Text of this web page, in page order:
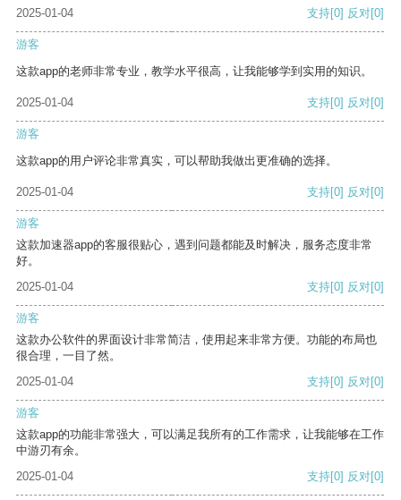
2025-01-04
支持[0] 反对[0]
游客
这款app的老师非常专业，教学水平很高，让我能够学到实用的知识。
2025-01-04 支持[0] 反对[0]
游客
这款app的用户评论非常真实，可以帮助我做出更准确的选择。
2025-01-04 支持[0] 反对[0]
游客
这款加速器app的客服很贴心，遇到问题都能及时解决，服务态度非常
好。
2025-01-04
支持[0] 反对[0]
游客
这款办公软件的界面设计非常简洁，使用起来非常方便。功能的布局也
很合理，一目了然。
2025-01-04
支持[0] 反对[0]
游客
这款app的功能非常强大，可以满足我所有的工作需求，让我能够在工作
中游刃有余。
2025-01-04
支持[0] 反对[0]